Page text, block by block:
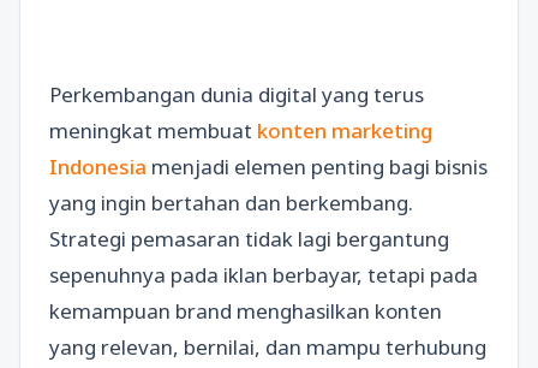
Perkembangan dunia digital yang terus
meningkat membuat konten marketing
Indonesia menjadi elemen penting bagi bisnis
yang ingin bertahan dan berkembang.
Strategi pemasaran tidak lagi bergantung
sepenuhnya pada iklan berbayar, tetapi pada
kemampuan brand menghasilkan konten
yang relevan, bernilai, dan mampu terhubung